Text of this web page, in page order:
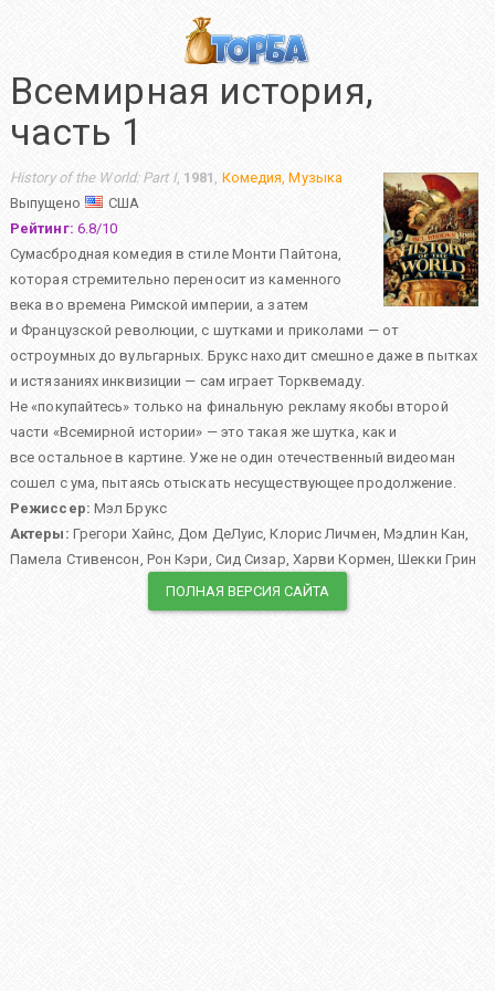
Всемирная история,
часть 1
History of the World: Part I, 1981 , Комедия,Музыка
Выпущено
США
Рейтинг: 6.8/10
Сумасбродная комедия в стиле Монти Пайтона,
которая стремительно переносит из каменного
века во времена Римской империи, а затем
и Французской революции, с шутками и приколами — от
остроумных до вульгарных. Брукс находит смешное даже в пытках
и истязаниях инквизиции — сам играет Торквемаду.
Не «покупайтесь» только на финальную рекламу якобы второй
части «Всемирной истории» — это такая же шутка, как и
все остальное в картине. Уже не один отечественный видеоман
сошел с ума, пытаясь отыскать несуществующее продолжение.
Режиссер: Мэл Брукс
Актеры: Грегори Хайнс,Дом ДеЛуис,Клорис Личмен, Мэдлин Кан,
Памела Стивенсон, Рон Кэри, Сид Сизар, Харви Кормен,Шекки Грин
ПОЛНАЯ ВЕРСИЯ САЙТА